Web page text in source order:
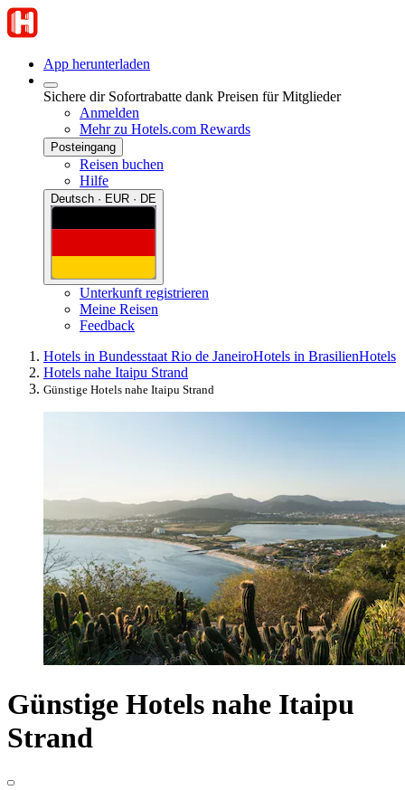
App herunterladen
Sichere dir Sofortrabatte dank Preisen für Mitglieder
Anmelden
Mehr zu Hotels.com Rewards
Posteingang
Reisen buchen
Hilfe
Deutsch · EUR · DE
Unterkunft registrieren
Meine Reisen
Feedback
Hotels in Bundesstaat Rio de JaneiroHotels in BrasilienHotels
Hotels nahe Itaipu Strand
Günstige Hotels nahe Itaipu Strand
Günstige Hotels nahe Itaipu
Strand